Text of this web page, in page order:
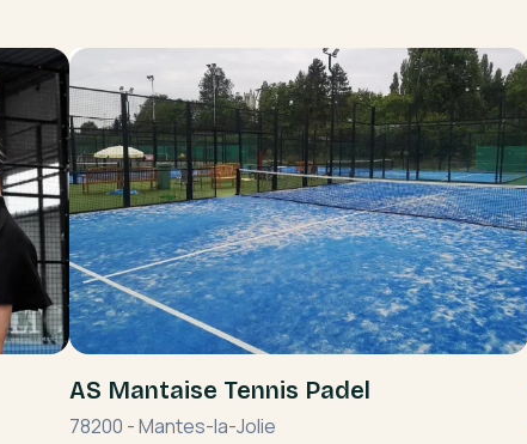
AS Mantaise Tennis Padel
78200 -Mantes-la-Jolie